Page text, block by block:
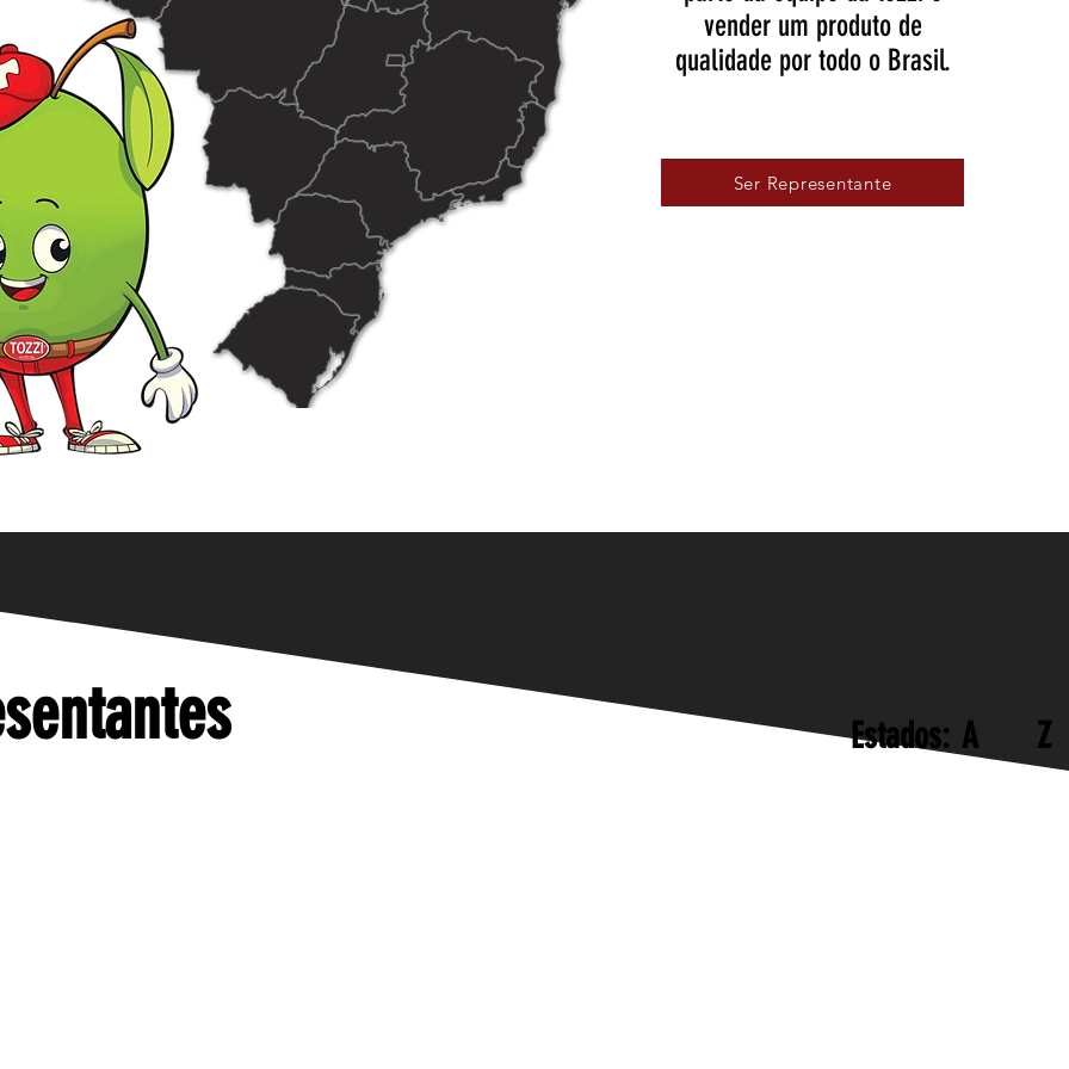
vender um produto de
qualidade por todo o Brasil.
Ser Representante
Estados: A Z